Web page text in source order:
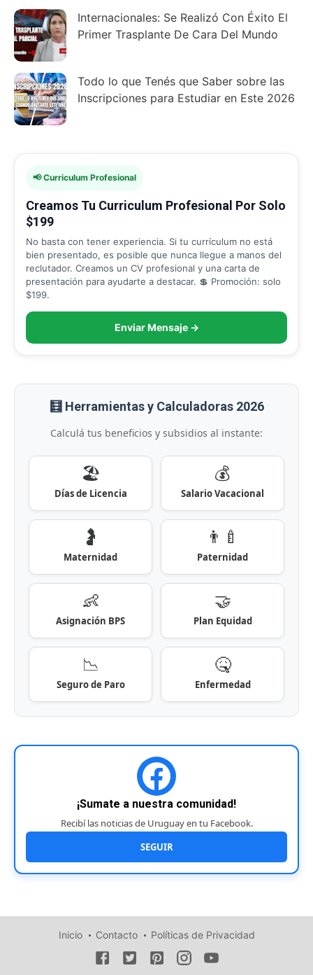
Internacionales: Se Realizó Con Éxito El
Primer Trasplante De Cara Del Mundo
Todo lo que Tenés que Saber sobre las
Inscripciones para Estudiar en Este 2026
📢 Curriculum Profesional
Creamos Tu Curriculum Profesional Por Solo
$199
No basta con tener experiencia. Si tu currículum no está
bien presentado, es posible que nunca llegue a manos del
reclutador. Creamos un CV profesional y una carta de
presentación para ayudarte a destacar. 💲 Promoción: solo
$199.
Enviar Mensaje →
🧮 Herramientas y Calculadoras 2026
Calculá tus beneficios y subsidios al instante:
🏖️
Días de Licencia
💰
Salario Vacacional
🤰
Maternidad
👨‍🍼
Paternidad
👶
Asignación BPS
🤝
Plan Equidad
📉
Seguro de Paro
🤒
Enfermedad
¡Sumate a nuestra comunidad!
Recibí las noticias de Uruguay en tu Facebook.
SEGUIR
Inicio Contacto Políticas de Privacidad